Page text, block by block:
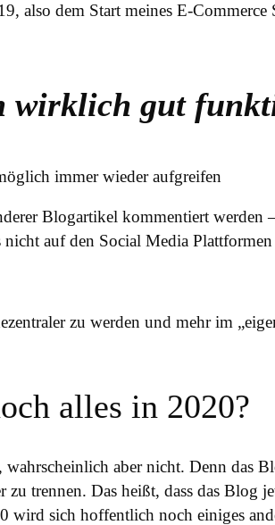
also dem Start meines E-
wirklich gut
immer wieder aufgreifen
Blogartikel kommentiert werden
auf den Social Media
zu werden und mehr im
alles in 2020?
wahrscheinlich aber nicht. Denn das
zu trennen. Das heißt, dass das Blog
sich hoffentlich noch einiges